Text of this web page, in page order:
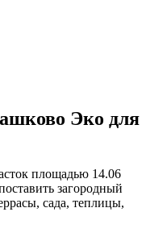
Эко для
площадью 14.06
загородный
сада, теплицы,